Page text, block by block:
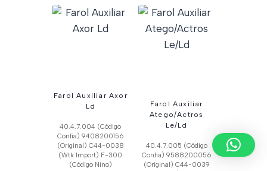
Farol Auxiliar Axor
Ld
40.4.7.004 (Código
Confia) 9408200156
(Original) C44-0038
(Wtk Import) F-300
(Código Nino)
Farol Auxiliar
Atego/Actros
Le/Ld
40.4.7.005 (Código
Confia) 9588200056
(Original) C44-0039